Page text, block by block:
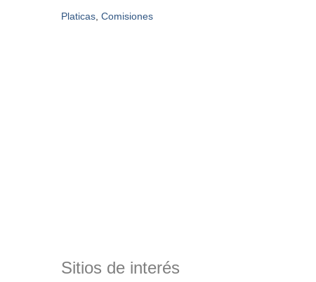
Platicas Comisiones
Sitios de interés